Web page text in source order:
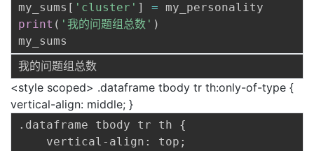
my_sums [ 'cluster' ] =
print ( '我的问题组总数' )
<style scoped> .dataframe tbody tr th:only-of-type {
vertical-align: middle; }
.dataframe tbody tr th {
    vertical-align: top;